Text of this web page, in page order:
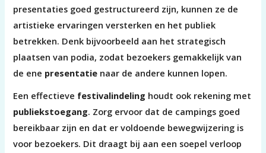
presentaties goed gestructureerd zijn, kunnen ze de
artistieke ervaringen versterken en het publiek
betrekken. Denk bijvoorbeeld aan het strategisch
plaatsen van podia, zodat bezoekers gemakkelijk van
de ene presentatie naar de andere kunnen lopen.
Een effectieve festivalindeling houdt ook rekening met
publiekstoegang. Zorg ervoor dat de campings goed
bereikbaar zijn en dat er voldoende bewegwijzering is
voor bezoekers. Dit draagt bij aan een soepel verloop